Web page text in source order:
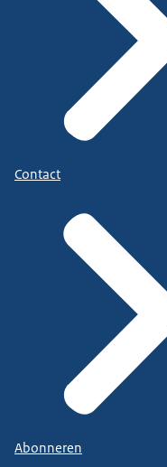
Contact
Abonneren